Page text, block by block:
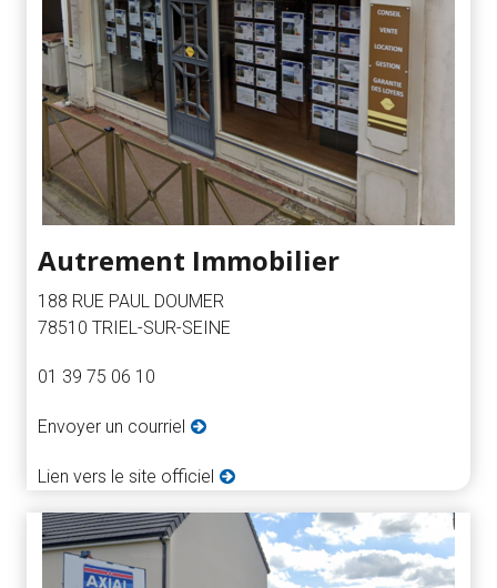
Autrement Immobilier
188 RUE PAUL DOUMER
78510 TRIEL-SUR-SEINE
01 39 75 06 10
Envoyer un courriel
Lien vers le site officiel